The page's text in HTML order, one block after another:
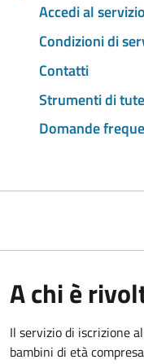
Accedi al servizio
Condizioni di
Contatti
Strumenti di
Domande
A chi è
Il servizio di iscrizione
bambini di età